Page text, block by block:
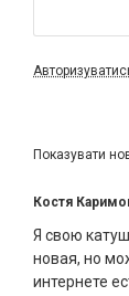
Показувати
Костя
Я свою
новая, но
интернете